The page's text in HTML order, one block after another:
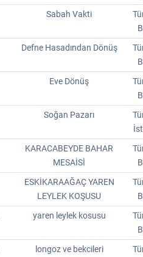
Sabah Vakti
Defne Hasadından Dönüş
Eve Dönüş
Soğan Pazarı
KARACABEYDE BAHAR
MESAİSİ
ESKİKARAAĞAÇ YAREN
LEYLEK KOŞUSU
yaren leylek kosusu
longoz ve bekcileri